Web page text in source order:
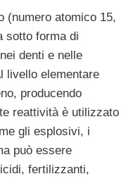
(numero atomico 15,
sotto forma di
denti e nelle
livello elementare
producendo
reattività è utilizzato
gli esplosivi, i
può essere
fertilizzanti,